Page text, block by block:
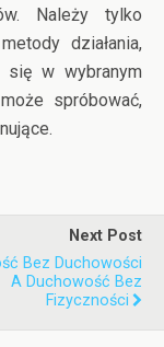
Należy tylko
działania,
się w wybranym
spróbować,
Next Post
Bez Duchowości
A Duchowość Bez
Fizyczności